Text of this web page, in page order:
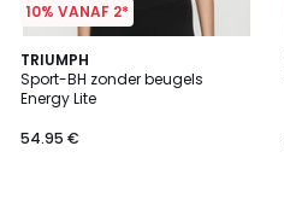
10% VANAF 2*
TRIUMPH
Sport-BH zonder beugels
Energy Lite
54.95 €
4.6
/ 5
2
Kleuren